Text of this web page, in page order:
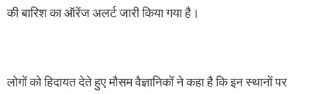
की बारिश का ऑरेंज अलर्ट जारी किया गया है।
लोगों को हिदायत देते हुए मौसम वैज्ञानिकों ने कहा है कि इन स्थानों पर